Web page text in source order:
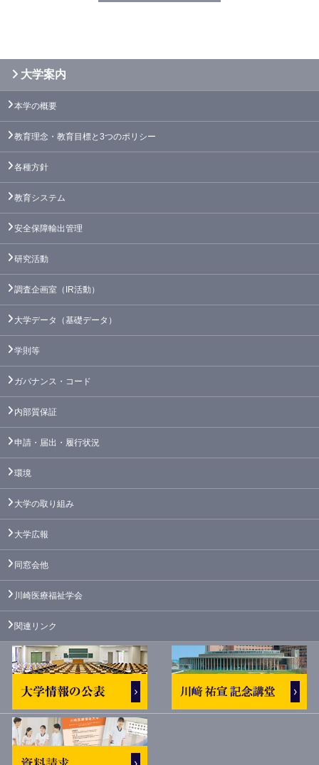
大学案内
本学の概要
教育理念・教育目標と3つのポリシー
各種方針
教育システム
安全保障輸出管理
研究活動
調査企画室（IR活動）
大学データ（基礎データ）
学則等
ガバナンス・コード
内部質保証
申請・届出・履行状況
環境
大学の取り組み
大学広報
同窓会他
川崎医療福祉学会
関連リンク